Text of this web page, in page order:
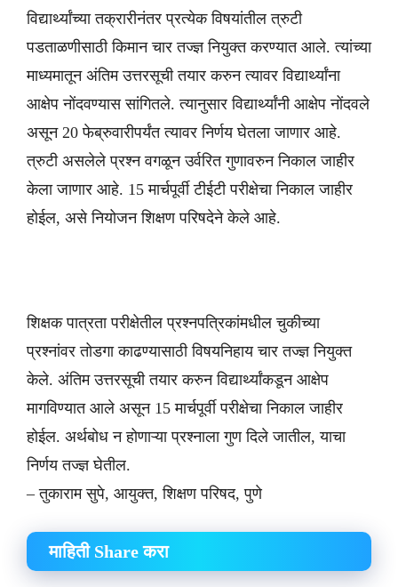
विद्यार्थ्यांच्या तक्रारीनंतर प्रत्येक विषयांतील त्रुटी
पडताळणीसाठी किमान चार तज्ज्ञ नियुक्‍त करण्यात आले. त्यांच्या
माध्यमातून अंतिम उत्तरसूची तयार करुन त्यावर विद्यार्थ्यांना
आक्षेप नोंदवण्यास सांगितले. त्यानुसार विद्यार्थ्यांनी आक्षेप नोंदवले
असून 20 फेब्रुवारीपर्यंत त्यावर निर्णय घेतला जाणार आहे.
त्रुटी असलेले प्रश्‍न वगळून उर्वरित गुणावरुन निकाल जाहीर
केला जाणार आहे. 15 मार्चपूर्वी टीईटी परीक्षेचा निकाल जाहीर
होईल, असे नियोजन शिक्षण परिषदेने केले आहे.
शिक्षक पात्रता परीक्षेतील प्रश्‍नपत्रिकांमधील चुकीच्या
प्रश्‍नांवर तोडगा काढण्यासाठी विषयनिहाय चार तज्ज्ञ नियुक्‍त
केले. अंतिम उत्तरसूची तयार करुन विद्यार्थ्यांकडून आक्षेप
मागविण्यात आले असून 15 मार्चपूर्वी परीक्षेचा निकाल जाहीर
होईल. अर्थबोध न होणाऱ्या प्रश्‍नाला गुण दिले जातील, याचा
निर्णय तज्ज्ञ घेतील.
– तुकाराम सुपे, आयुक्‍त, शिक्षण परिषद, पुणे
माहिती Share करा